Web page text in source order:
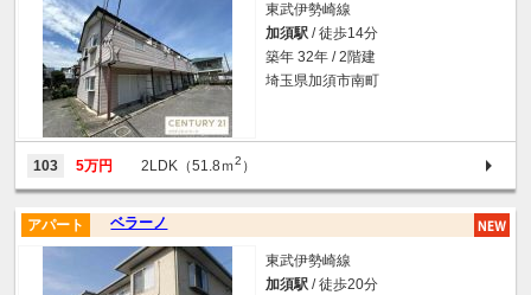
東武伊勢崎線
加須駅 / 徒歩14分
築年 32年 / 2階建
埼玉県加須市南町
103 5万円 2LDK（51.8ｍ2 ）
ベラーノ
アパート
東武伊勢崎線
加須駅 / 徒歩20分